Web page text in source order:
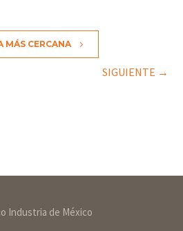
MÁS CERCANA 5
SIGUIENTE →
Industria de México